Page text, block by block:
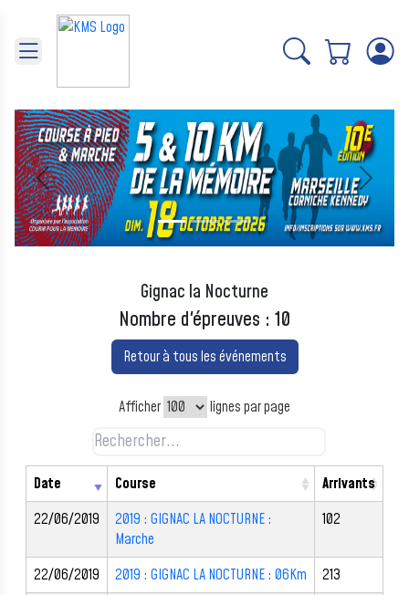
Précédent Suivant
Gignac la Nocturne
Nombre d'épreuves : 10
Retour à tous les événements
Afficher lignes par page
Date Course
Arrivants
22/06/2019
2019 : GIGNAC LA NOCTURNE :
Marche
102
22/06/2019 2019 : GIGNAC LA NOCTURNE : 06Km
213
Panneau de gestion des cookies